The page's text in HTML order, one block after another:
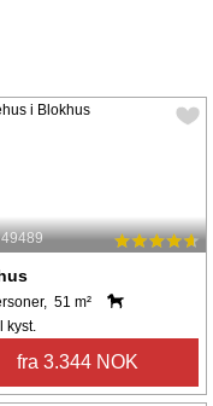
51 m²
kyst.
fra 3.344 NOK